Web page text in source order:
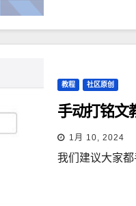
教程 社区原创
手动打铭文
1月 10, 2024
我们建议大家